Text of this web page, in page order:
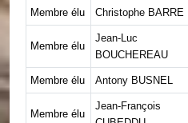
Membre élu Christophe BARRE
Membre élu
Jean-Luc
BOUCHEREAU
Membre élu Antony BUSNEL
Membre élu
Jean-François